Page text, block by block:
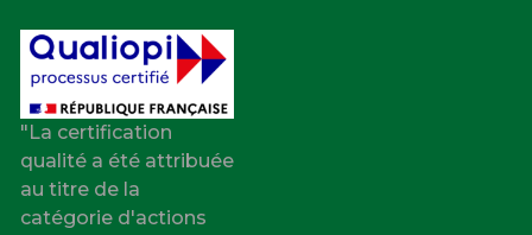
"La certification
qualité a été attribuée
au titre de la
catégorie d'actions